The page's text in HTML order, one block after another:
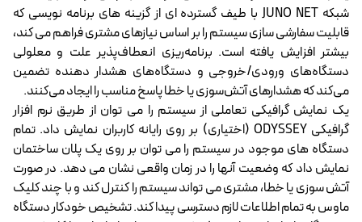
شبکه JUNO NET با طیف گسترده ای از گزینه های برنامه نویسی که
قابلیت سفارشی سازی سیستم را بر اساس نیازهای مشتری فراهم می کند،
بیشتر افزایش یافته است. برنامه‌ریزی انعطاف‌پذیر علت و معلولی
دستگاه‌های ورودی/خروجی و دستگاه‌های هشدار دهنده تضمین
می‌کند که هشدارهای آتش‌سوزی یا خطا پاسخ مناسب را ایجاد می‌کنند.
یک نمایش گرافیکی تعاملی از سیستم را می توان از طریق نرم افزار
گرافیکی ODYSSEY (اختیاری) بر روی رایانه کاربران نمایش داد. تمام
دستگاه های موجود در سیستم را می توان بر روی یک پلان ساختمان
نمایش داد که وضعیت آنها را در زمان واقعی نشان می دهد. در صورت
آتش سوزی یا خطا، مشتری می تواند سیستم را کنترل کند و با چند کلیک
ماوس به تمام اطلاعات لازم دسترسی پیدا کند. تشخیص خودکار دستگاه